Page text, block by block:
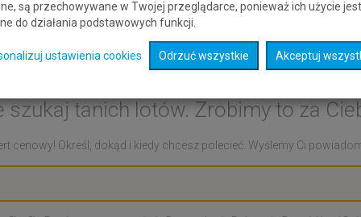
Barrow-In-
szukaj tanich lotów. Zrobimy to za
cenowy! Określ, dokąd i kiedy chcesz polecieć. Wyślemy Ci
są przechowywane w Twojej przeglądarce, ponieważ ich użycie jest
do działania podstawowych funkcji.
ustawienia cookies Odrzuć wszystkie Akceptuj